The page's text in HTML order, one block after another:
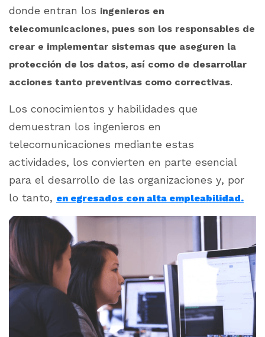
donde entran los ingenieros en
telecomunicaciones, pues son los responsables de
crear e implementar sistemas que aseguren la
protección de los datos, así como de desarrollar
acciones tanto preventivas como correctivas.
Los conocimientos y habilidades que
demuestran los ingenieros en
telecomunicaciones mediante estas
actividades, los convierten en parte esencial
para el desarrollo de las organizaciones y, por
lo tanto, en egresados con alta empleabilidad.